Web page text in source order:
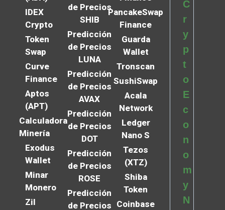
IDEX
Crypto
Token
Swap
Curve
Finance
Aptos
(APT)
Calculadora
Minería
Exodus
Wallet
Minar
Monero
Zil
de Precios
SHIB
Predicción
de Precios
LUNA
Predicción
de Precios
AVAX
Predicción
de Precios
DOT
Predicción
de Precios
ROSE
Predicción
de Precios
PancakeSwap
Finance
Guarda
Wallet
Tronscan
SushiSwap
Acala
Network
Ledger
Nano S
Tezos
(XTZ)
Shiba
Token
Coinbase
C
r
y
p
t
o
E
c
o
n
o
m
y
N